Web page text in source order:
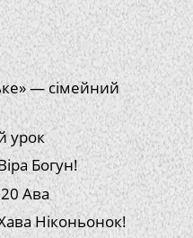
— сімейний
урок
Богун!
Ава
Ніконьонок!